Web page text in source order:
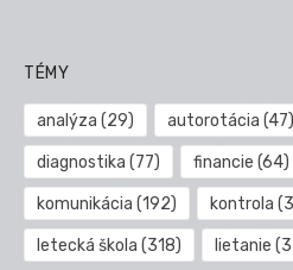
TÉMY
analýza (29) autorotácia (47)
diagnostika (77) financie (64)
komunikácia (192) kontrola
letecká škola (318) lietanie